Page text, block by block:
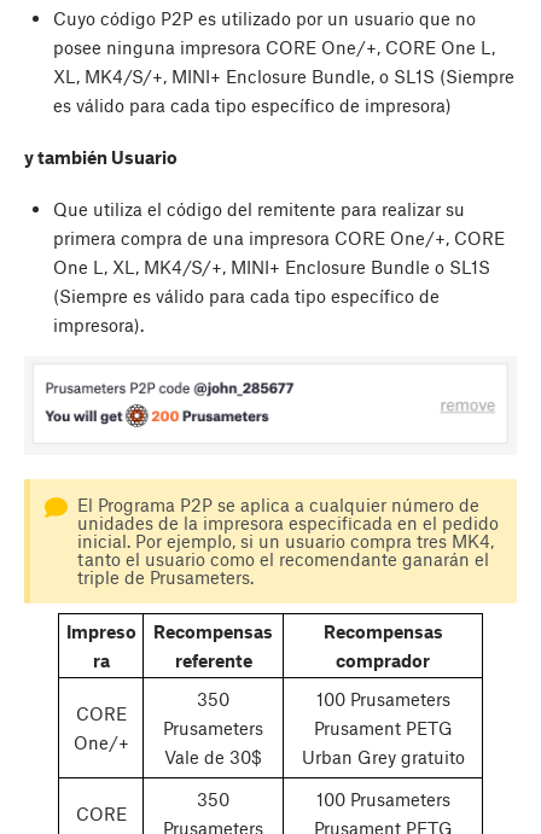
Cuyo código P2P es utilizado por un usuario que no
posee ninguna impresora CORE One/+, CORE One L,
XL, MK4/S/+, MINI+ Enclosure Bundle, o SL1S (Siempre
es válido para cada tipo específico de impresora)
y también Usuario
Que utiliza el código del remitente para realizar su
primera compra de una impresora CORE One/+, CORE
One L, XL, MK4/S/+, MINI+ Enclosure Bundle o SL1S
(Siempre es válido para cada tipo específico de
impresora).
El Programa P2P se aplica a cualquier número de
unidades de la impresora especificada en el pedido
inicial. Por ejemplo, si un usuario compra tres MK4,
tanto el usuario como el recomendante ganarán el
triple de Prusameters.
Impreso
ra
Recompensas
referente
Recompensas
comprador
CORE
One/+
350
Prusameters
Vale de 30$
100 Prusameters
Prusament PETG
Urban Grey gratuito
CORE
350
Prusameters
100 Prusameters
Prusament PETG